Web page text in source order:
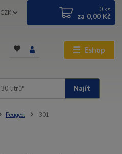
Eshop
CZK
Najít
0 ks
za 0,00 Kč
Peugeot 301